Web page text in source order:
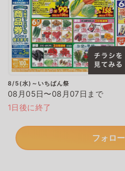
8/5(水)～いちばん祭
08月05日〜08月07日まで
1日後に終了
フォロー